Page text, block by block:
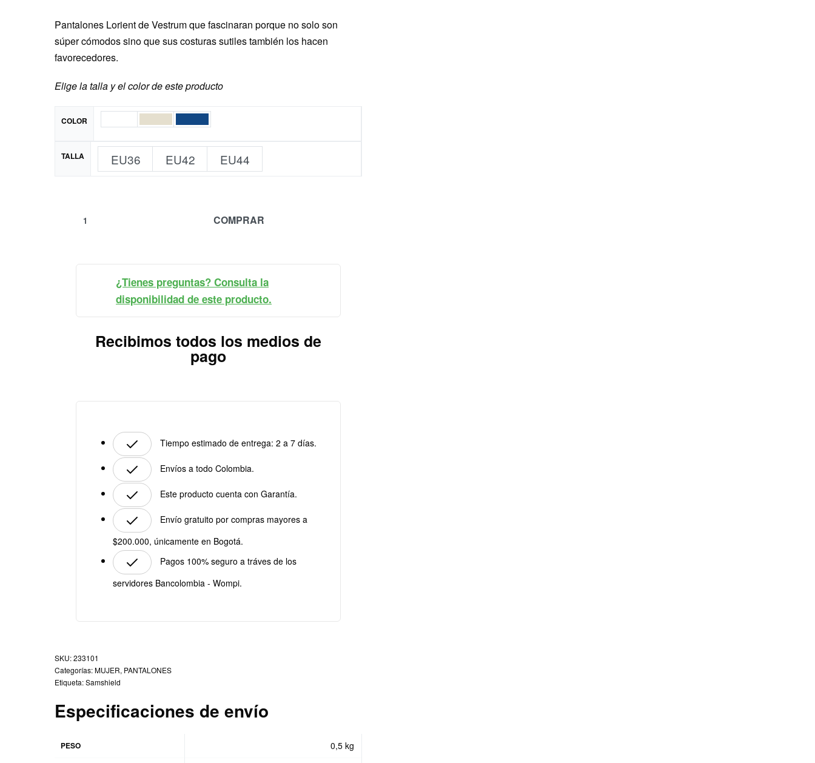
Pantalones Lorient de Vestrum que fascinaran porque no solo son
súper cómodos sino que sus costuras sutiles también los hacen
favorecedores.
Elige la talla y el color de este producto
COLOR
TALLA EU36 EU42 EU44
COMPRAR
¿Tienes preguntas? Consulta la
disponibilidad de este producto.
Recibimos todos los medios de
pago
Tiempo estimado de entrega: 2 a 7 días.
Envíos a todo Colombia.
Este producto cuenta con Garantía.
Envío gratuito por compras mayores a
$200.000, únicamente en Bogotá.
Pagos 100% seguro a tráves de los
servidores Bancolombia - Wompi.
233101
Categorías:MUJER, PANTALONES
Etiqueta:Samshield
Especificaciones de envío
PESO 0,5 kg